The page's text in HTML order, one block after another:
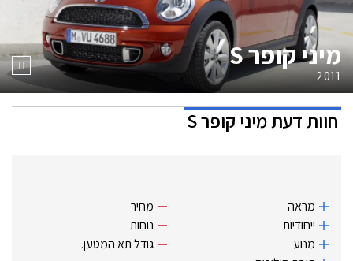
מיני קופר S
2011
חוות דעתמיני קופר S
מראה
ייחודיות
מנוע
מחיר
נוחות
גודל תא המטען.‏